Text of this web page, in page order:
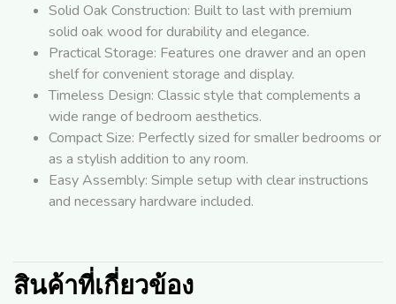
Solid Oak Construction: Built to last with premium
solid oak wood for durability and elegance.
Practical Storage: Features one drawer and an open
shelf for convenient storage and display.
Timeless Design: Classic style that complements a
wide range of bedroom aesthetics.
Compact Size: Perfectly sized for smaller bedrooms or
as a stylish addition to any room.
Easy Assembly: Simple setup with clear instructions
and necessary hardware included.
สินค้าที่เกี่ยวข้อง